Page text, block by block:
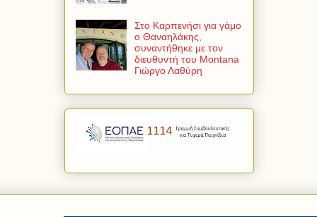
Στο Καρπενήσι για γάμο
ο Θαναηλάκης,
συναντήθηκε με τον
διευθυντή του Montana
Γιώργο Λαθύρη